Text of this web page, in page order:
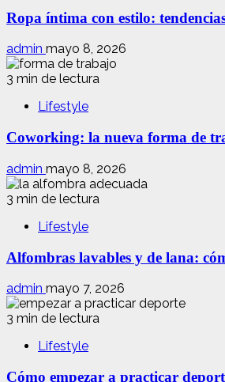
Ropa íntima con estilo:
admin mayo 8, 2026
3 min de lectura
Lifestyle
Coworking: la nueva forma de
admin mayo 8, 2026
3 min de lectura
Lifestyle
Alfombras lavables y de lana:
admin mayo 7, 2026
3 min de lectura
Lifestyle
Cómo empezar a practicar